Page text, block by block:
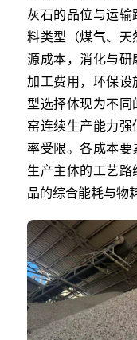
灰石的品位与运
料类型（煤气、
源成本，消化与
加工费用，环保设
型选择体现为不
窑连续生产能力
率受限。各成本要
生产主体的工艺
品的综合能耗与物